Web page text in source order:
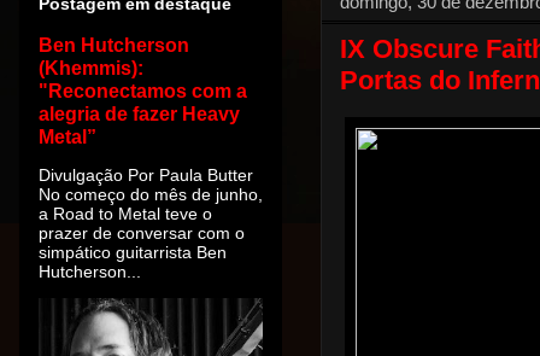
IX Obscure
Portas do
Ben Hutcherson
(Khemmis):
"Reconectamos com a
alegria de fazer Heavy
Metal”
Divulgação Por Paula Butter
No começo do mês de junho,
a Road to Metal teve o
prazer de conversar com o
simpático guitarrista Ben
Hutcherson...